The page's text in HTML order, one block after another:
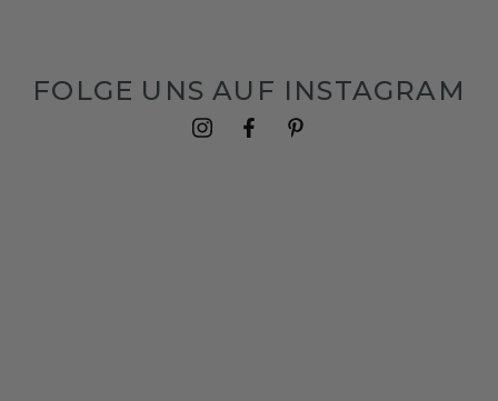
FOLGE UNS AUF INSTAGRAM